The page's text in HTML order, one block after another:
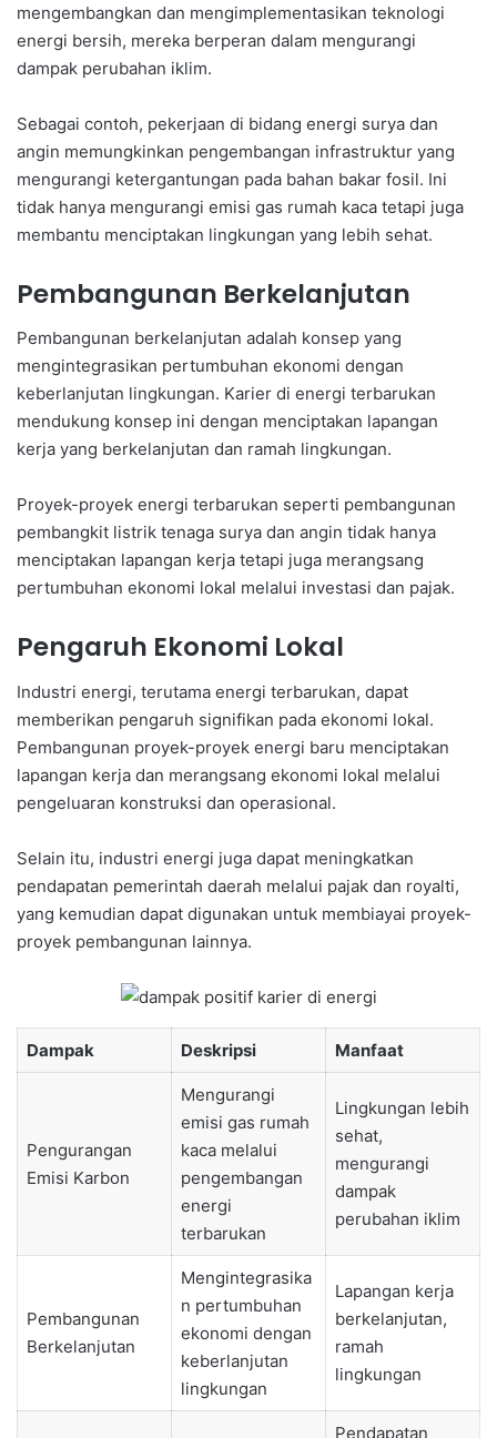
mengembangkan dan mengimplementasikan teknologi
energi bersih, mereka berperan dalam mengurangi
dampak perubahan iklim.
Sebagai contoh, pekerjaan di bidang energi surya dan
angin memungkinkan pengembangan infrastruktur yang
mengurangi ketergantungan pada bahan bakar fosil. Ini
tidak hanya mengurangi emisi gas rumah kaca tetapi juga
membantu menciptakan lingkungan yang lebih sehat.
Pembangunan Berkelanjutan
Pembangunan berkelanjutan adalah konsep yang
mengintegrasikan pertumbuhan ekonomi dengan
keberlanjutan lingkungan. Karier di energi terbarukan
mendukung konsep ini dengan menciptakan lapangan
kerja yang berkelanjutan dan ramah lingkungan.
Proyek-proyek energi terbarukan seperti pembangunan
pembangkit listrik tenaga surya dan angin tidak hanya
menciptakan lapangan kerja tetapi juga merangsang
pertumbuhan ekonomi lokal melalui investasi dan pajak.
Pengaruh Ekonomi Lokal
Industri energi, terutama energi terbarukan, dapat
memberikan pengaruh signifikan pada ekonomi lokal.
Pembangunan proyek-proyek energi baru menciptakan
lapangan kerja dan merangsang ekonomi lokal melalui
pengeluaran konstruksi dan operasional.
Selain itu, industri energi juga dapat meningkatkan
pendapatan pemerintah daerah melalui pajak dan royalti,
yang kemudian dapat digunakan untuk membiayai proyek-
proyek pembangunan lainnya.
Dampak Deskripsi Manfaat
Pengurangan
Emisi Karbon
Mengurangi
emisi gas rumah
kaca melalui
pengembangan
energi
terbarukan
Lingkungan lebih
sehat,
mengurangi
dampak
perubahan iklim
Pembangunan
Berkelanjutan
Mengintegrasika
n pertumbuhan
ekonomi dengan
keberlanjutan
lingkungan
Lapangan kerja
berkelanjutan,
ramah
lingkungan
Pendapatan